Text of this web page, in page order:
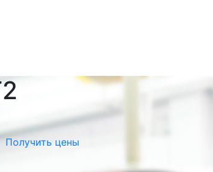
Получить цены